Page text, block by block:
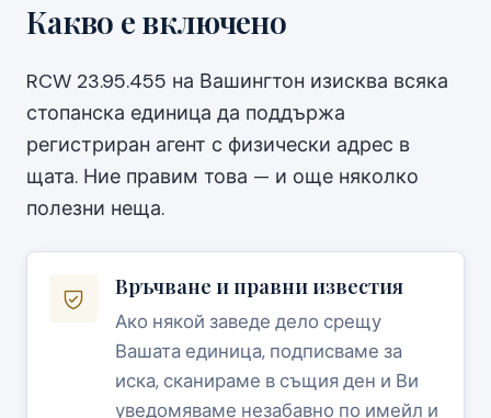
Какво е включено
RCW 23.95.455 на Вашингтон изисква всяка
стопанска единица да поддържа
регистриран агент с физически адрес в
щата. Ние правим това — и още няколко
полезни неща.
Връчване и правни известия
Ако някой заведе дело срещу
Вашата единица, подписваме за
иска, сканираме в същия ден и Ви
уведомяваме незабавно по имейл и